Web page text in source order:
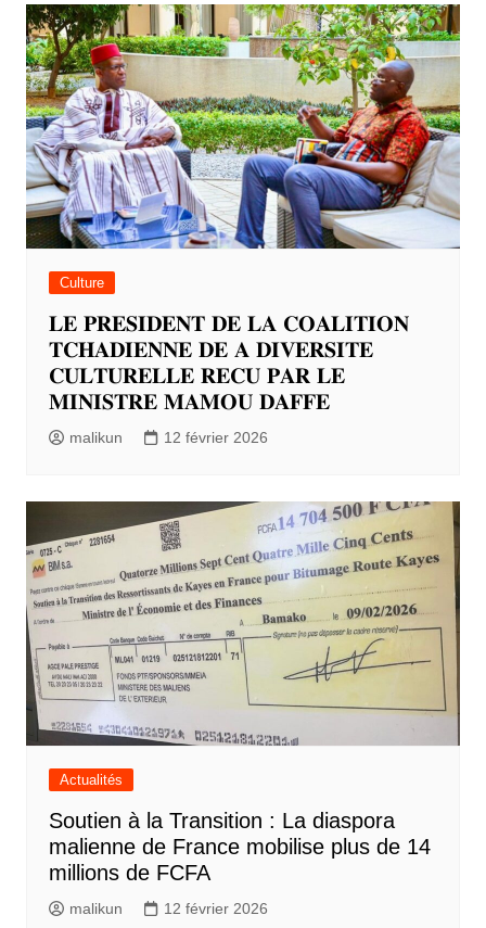
Culture
𝐋𝐄 𝐏𝐑𝐄𝐒𝐈𝐃𝐄𝐍𝐓 𝐃𝐄 𝐋𝐀 𝐂𝐎𝐀𝐋𝐈𝐓𝐈𝐎𝐍
𝐓𝐂𝐇𝐀𝐃𝐈𝐄𝐍𝐍𝐄 𝐃𝐄 𝐀 𝐃𝐈𝐕𝐄𝐑𝐒𝐈𝐓𝐄
𝐂𝐔𝐋𝐓𝐔𝐑𝐄𝐋𝐋𝐄 𝐑𝐄𝐂𝐔 𝐏𝐀𝐑 𝐋𝐄
𝐌𝐈𝐍𝐈𝐒𝐓𝐑𝐄 𝐌𝐀𝐌𝐎𝐔 𝐃𝐀𝐅𝐅𝐄
malikun 12 février 2026
Actualités
Soutien à la Transition : La diaspora
malienne de France mobilise plus de 14
millions de FCFA
malikun 12 février 2026